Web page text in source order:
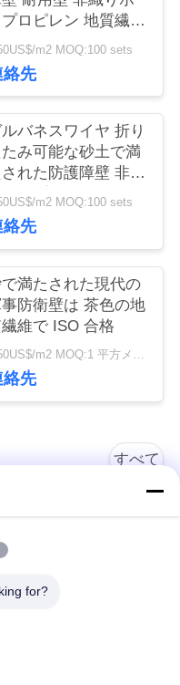
プロピレン 地質繊維
様々なサイズ
m2 MOQ:100 sets
絡先
ルバネスワイヤ 折り
み可能な砂土で満
れた防護障壁 非織
リプロピレンと積
ね可能な設計
m2 MOQ:100 sets
絡先
満たされた現代の
防衛壁は 茶色の地
維で ISO 合格
1-50US$/m2 MOQ:1 平方メートル
絡先
すべて
for?